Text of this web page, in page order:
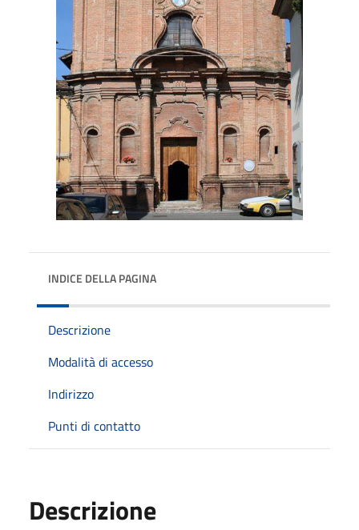
INDICE DELLA PAGINA
Descrizione
Modalità di accesso
Indirizzo
Punti di contatto
Descrizione